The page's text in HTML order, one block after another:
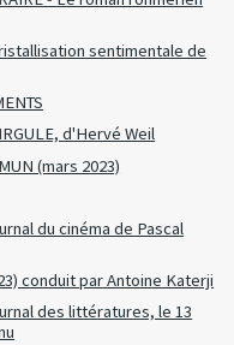
sentimentale de
d'Hervé Weil
(mars 2023)
du cinéma de Pascal
conduit par Antoine Katerji
des littératures, le 13